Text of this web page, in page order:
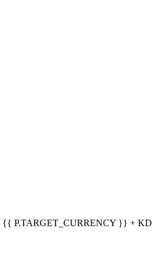
{{ P.TARGET_CURRENCY }} +